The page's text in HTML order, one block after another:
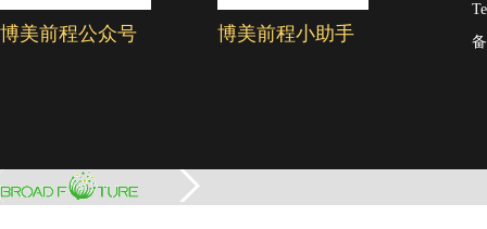
博美前程公众号 博美前程小助手